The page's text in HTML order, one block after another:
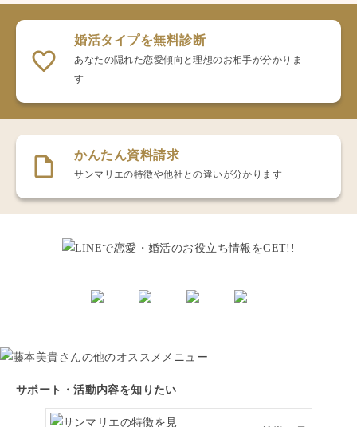
婚活タイプを無料診断
あなたの隠れた恋愛傾向と理想のお相手が分かりま
す
かんたん資料請求
サンマリエの特徴や他社との違いが分かります
サポート・活動内容を知りたい